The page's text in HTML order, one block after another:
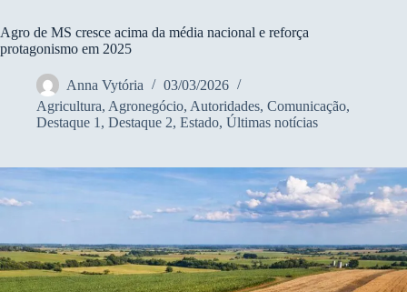
Agro de MS cresce acima da média nacional e reforça
protagonismo em 2025
Anna Vytória
03/03/2026
Agricultura, Agronegócio, Autoridades, Comunicação,
Destaque 1 , Destaque 2, Estado, Últimas notícias